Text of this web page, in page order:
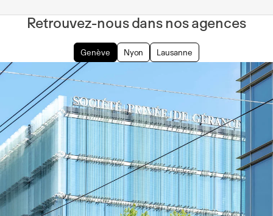
Retrouvez-nous dans nos agences
Genève Nyon Lausanne